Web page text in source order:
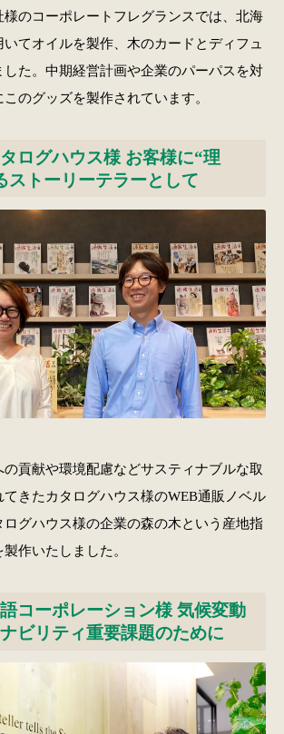
様のコーポレートフレグランスでは、北海
てオイルを製作、木のカードとディフュ
した。中期経営計画や企業のパーパスを対
のグッズを製作されています。
ログハウス様 お客様に“理
ストーリーテラーとして
貢献や環境配慮などサスティナブルな取
てきたカタログハウス様のWEB通販ノベル
ログハウス様の企業の森の木という産地指
作いたしました。
コーポレーション様 気候変動
ビリティ重要課題のために